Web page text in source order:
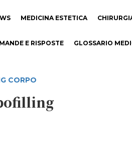
MEDICINA ESTETICA
E RISPOSTE GLOSSARIO
CORPO